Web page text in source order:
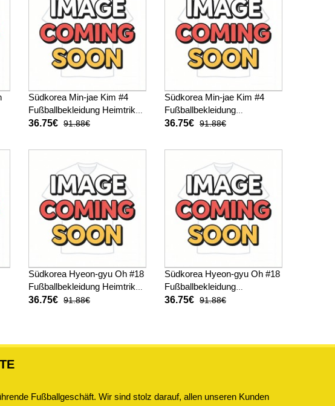
Südkorea Min-jae Kim #4
Fußballbekleidung Heimtrikot
Kinder WM 2026 Kurzarm (+
36.75€ 91.88€
Südkorea Min-jae Kim #4
Fußballbekleidung
Auswärtstrikot Kinder WM
hosen)
36.75€ 91.88€
Südkorea Hyeon-gyu Oh #18
Fußballbekleidung Heimtrikot
Kinder WM 2026 Kurzarm (+
36.75€ 91.88€
Südkorea Hyeon-gyu Oh #18
Fußballbekleidung
Auswärtstrikot Kinder WM
36.75€ 91.88€
Fußballgeschäft. Wir sind stolz darauf, allen unseren Kunden